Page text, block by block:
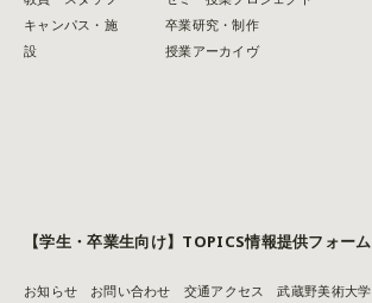
キャンパス・施
設
卒業研究・制作
授業アーカイヴ
【学生・卒業生向け】TOPICS情報提供フォーム
お知らせ お問い合わせ 交通アクセス 武蔵野美術大学